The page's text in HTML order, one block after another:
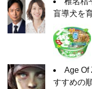
盲導犬を
Age Of
すすめの